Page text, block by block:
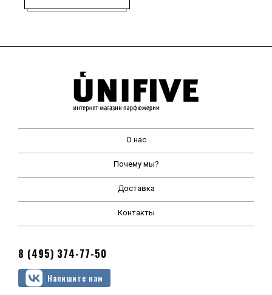
О нас
Почему мы?
Доставка
Контакты
8 (495) 374-77-50
Напишите нам